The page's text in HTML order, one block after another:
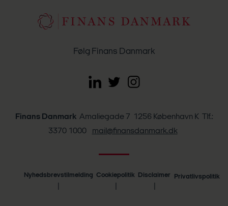
Følg Finans Danmark
Finans DanmarkAmaliegade 7 1256 København K Tlf.:
3370 1000
mail@finansdanmark.dk
Nyhedsbrevstilmelding Cookiepolitik Disclaimer Privatlivspolitik